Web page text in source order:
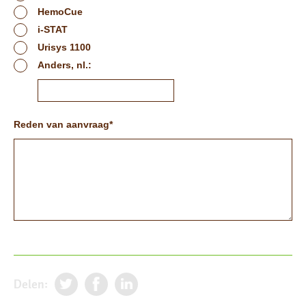
HemoCue
i-STAT
Urisys 1100
Anders, nl.:
Reden van aanvraag
Delen: